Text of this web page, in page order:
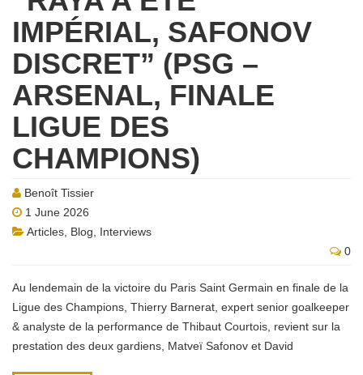
IMPÉRIAL, SAFONOV
DISCRET” (PSG –
ARSENAL, FINALE
LIGUE DES
CHAMPIONS)
Benoît Tissier
1 June 2026
Articles Blog
Interviews
0
Au lendemain de la victoire du Paris Saint Germain en finale de la
Ligue des Champions, Thierry Barnerat, expert senior goalkeeper
& analyste de la performance de Thibaut Courtois, revient sur la
prestation des deux gardiens, Matveï Safonov et David